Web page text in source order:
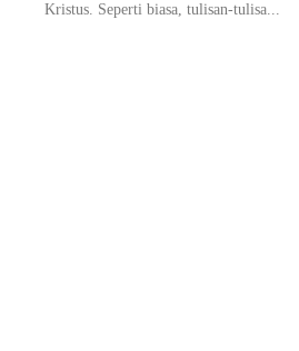
Kristus. Seperti biasa, tulisan-tulisa...